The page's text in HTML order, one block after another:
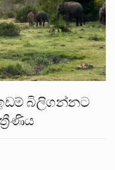
බිලිගන්නට